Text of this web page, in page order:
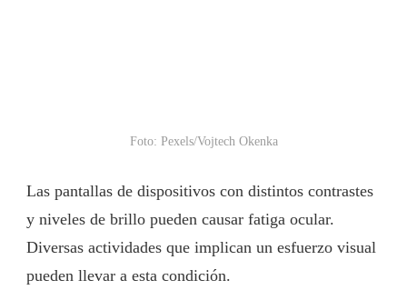
Foto: Pexels/Vojtech Okenka
Las pantallas de dispositivos con distintos contrastes
y niveles de brillo pueden causar fatiga ocular.
Diversas actividades que implican un esfuerzo visual
pueden llevar a esta condición.